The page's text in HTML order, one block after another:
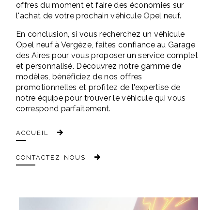
offres du moment et faire des économies sur
l'achat de votre prochain véhicule Opel neuf.
En conclusion, si vous recherchez un véhicule
Opel neuf à Vergèze, faites confiance au Garage
des Aires pour vous proposer un service complet
et personnalisé. Découvrez notre gamme de
modèles, bénéficiez de nos offres
promotionnelles et profitez de l'expertise de
notre équipe pour trouver le véhicule qui vous
correspond parfaitement.
ACCUEIL
CONTACTEZ-NOUS